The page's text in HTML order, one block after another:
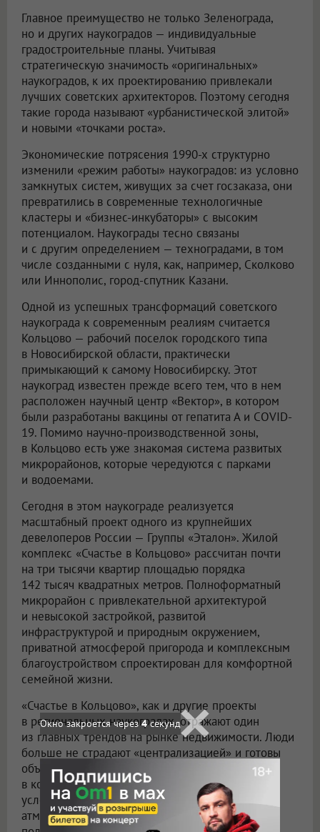
Главное преимущество не только Зеленограда,
но и других наукоградов — индивидуальные
градостроительные планы. Учитывая
стратегическую значимость «оригинальных»
наукоградов, к их проектированию привлекали
лучших советских архитекторов. Поэтому сегодня
такие города называют «урбанистической элитой»
и новыми «точками роста».
Экономические потрясения 1990-х структурно
изменили «режим работы» наукоградов: из условно
замкнутых систем, живущих за счет госзаказа, они
превратились в современные технологичные
кластеры и «бизнес-инкубаторы» с высоким
потенциалом. Наукограды тесно связаны
и с другим определением — техноградами, в том
числе созданными с нуля, как, например, Сколково
или Иннополис, город-спутник Казани.
Одной из успешных трансформаций советского
наукограда к современным реалиям считается
Кольцово — рабочий поселок городского типа
в Новосибирской области, практически
примыкающий к самому Новосибирску. Этот
наукоград известен прежде всего тем, что в нем
расположен научный центр «Вектор», в котором
были разработаны вакцины от гепатита А и COVID-
19. Помимо научно-производственной зоны,
в Кольцово есть уже знакомая система развитых
микрорайонов, которые чередуются с парками
и водоемами.
Сегодня в этом наукограде реализуется
масштабный проект одного из крупнейших
девелоперов России — Группы «Эталон». Жилой
комплекс «Счастье в Кольцово» рассчитан почти
на три тысячи квартир площадью порядка
142 тысяч квадратных метров. Полноформатный
микрорайон с привлекательной архитектурой
и невысокой застройкой, развитой
инфраструктурой и природным окружением,
приватной атмосферой пригорода и комплексным
благоустройством спроектирован для комфортной
семейной жизни.
«Счастье в Кольцово», как и другие проекты
в региональных наукоградах, отражают один
из главных трендов на рынке недвижимости. Люди
больше не страдают «централизацией» и готовы
объективно оценивать локации «на периферии»,
в которых подчас созданы более комфортные
условия. Кроме того, для многих камерная
атмосфера наукоградов как маленьких, условно
Окно закроется через2секунд